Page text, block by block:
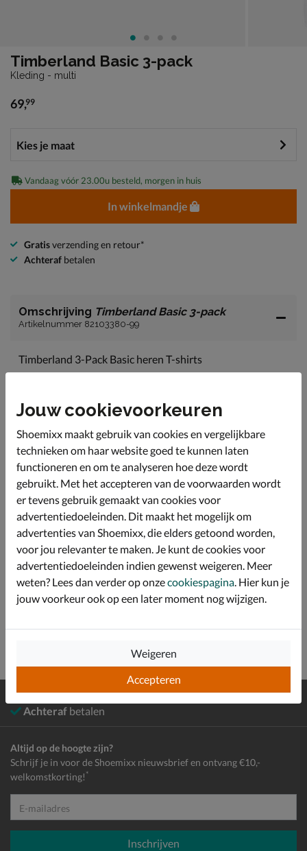
Timberland Basic 3-pack
Kleding - multi
€ 69,99
69,99
Vandaag vóór 23.00u besteld, morgen in huis
In winkelmandje
Gratisverzending en retour*
Achteraf betalen
Omschrijving Timberland Basic 3-pack
Artikelnummer 82103380-99
Timberland 3-Pack Basic heren T-shirts
Alle T-shirts zijn gemaakt van 100% biologisch katoen
dat op een milieuvriendelijke manier is geteeld, zonder
schadelijke chemicaliën of giftige pesticiden
Ronde hals
Specificaties
Bekijk meer
Gratisverzending en retour*
Achteraf betalen
Altijd op de hoogte zijn?
Schrijf je in voor de Shoemixx nieuwsbrief en ontvang €10,-
welkomstkorting! *
E-mailadres
Inschrijven
Jouw cookievoorkeuren
Shoemixx maakt gebruik van cookies en vergelijkbare
technieken om haar website goed te kunnen laten
functioneren en om te analyseren hoe deze wordt
gebruikt. Met het accepteren van de voorwaarden wordt
er tevens gebruik gemaakt van cookies voor
advertentiedoeleinden. Dit maakt het mogelijk om
advertenties van Shoemixx, die elders getoond worden,
voor jou relevanter te maken. Je kunt de cookies voor
advertentiedoeleinden indien gewenst weigeren. Meer
weten? Lees dan verder op onzecookiespagina . Hier kun je
jouw voorkeur ook op een later moment nog wijzigen.
Accepteren
Weigeren